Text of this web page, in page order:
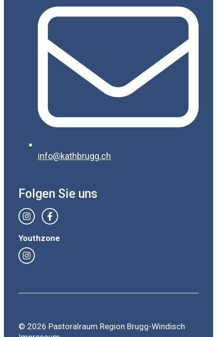
info@kathbrugg.ch
Folgen Sie uns
Youthzone
© 2026 Pastoralraum Region Brugg-Windisch